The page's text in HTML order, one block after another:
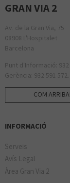
GRAN VIA 2
Av. de la Gran Via, 75
08908 L'Hospitalet
Barcelona
Punt d'Informació: 932
Gerència: 932 591 572.
COM
INFORMACIÓ
Serveis
Avís Legal
Àrea Gran Via 2